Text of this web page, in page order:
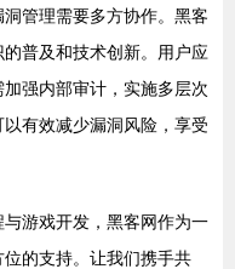
管理需要多方协作。黑客
普及和技术创新。用户应
强内部审计，实施多层次
有效减少漏洞风险，享受
游戏开发，黑客网作为一
的支持。让我们携手共